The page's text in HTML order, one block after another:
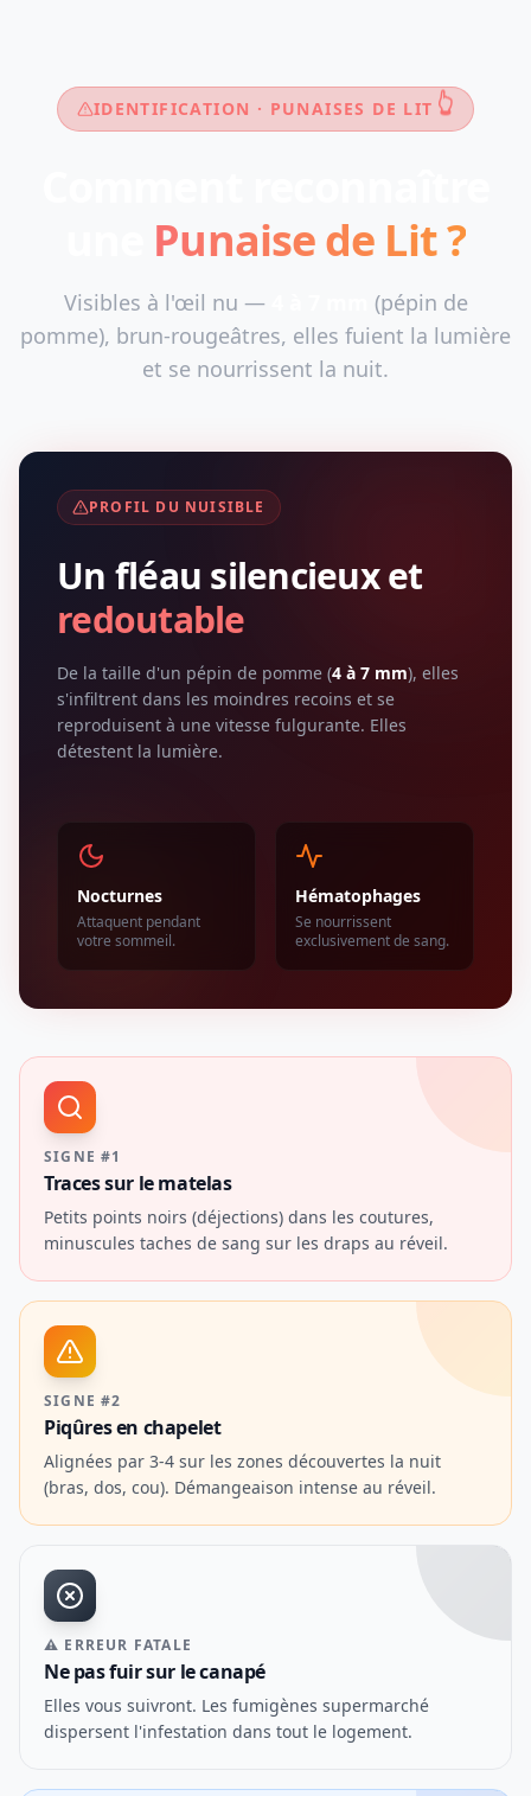
IDENTIFICATION · PUNAISES DE LIT 👆
Punaise de Lit ?
Visibles à l'œil nu —
(pépin de
pomme), brun-rougeâtres, elles fuient la lumière
et se nourrissent la nuit.
PROFIL DU NUISIBLE
Un fléau silencieux et
redoutable
De la taille d'un pépin de pomme (4 à 7 mm), elles
s'infiltrent dans les moindres recoins et se
reproduisent à une vitesse fulgurante. Elles
détestent la lumière.
Nocturnes
Attaquent pendant
votre sommeil.
Hématophages
Se nourrissent
exclusivement de sang.
SIGNE #1
Traces sur le matelas
Petits points noirs (déjections) dans les coutures,
minuscules taches de sang sur les draps au réveil.
SIGNE #2
Piqûres en chapelet
Alignées par 3-4 sur les zones découvertes la nuit
(bras, dos, cou). Démangeaison intense au réveil.
⚠ ERREUR FATALE
Ne pas fuir sur le canapé
Elles vous suivront. Les fumigènes supermarché
dispersent l'infestation dans tout le logement.